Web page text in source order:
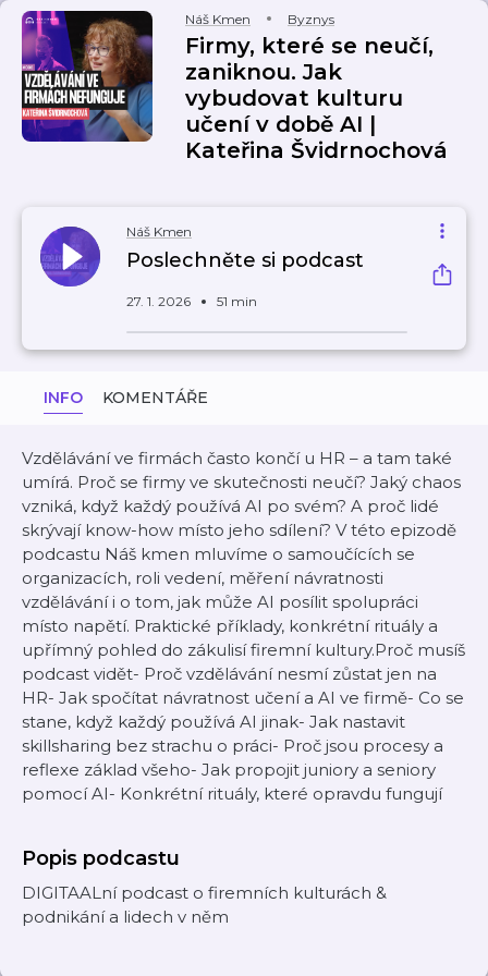
Náš Kmen Byznys
Firmy, které se neučí,
zaniknou. Jak
vybudovat kulturu
učení v době AI |
Kateřina Švidrnochová
Náš Kmen
Poslechněte si podcast
27. 1. 2026 51 min
INFO KOMENTÁŘE
Vzdělávání ve firmách často končí u HR – a tam také
umírá. Proč se firmy ve skutečnosti neučí? Jaký chaos
vzniká, když každý používá AI po svém? A proč lidé
skrývají know-how místo jeho sdílení? V této epizodě
podcastu Náš kmen mluvíme o samoučících se
organizacích, roli vedení, měření návratnosti
vzdělávání i o tom, jak může AI posílit spolupráci
místo napětí. Praktické příklady, konkrétní rituály a
upřímný pohled do zákulisí firemní kultury.Proč musíš
podcast vidět- Proč vzdělávání nesmí zůstat jen na
HR- Jak spočítat návratnost učení a AI ve firmě- Co se
stane, když každý používá AI jinak- Jak nastavit
skillsharing bez strachu o práci- Proč jsou procesy a
reflexe základ všeho- Jak propojit juniory a seniory
pomocí AI- Konkrétní rituály, které opravdu fungují
Popis podcastu
DIGITAALní podcast o firemních kulturách &
podnikání a lidech v něm